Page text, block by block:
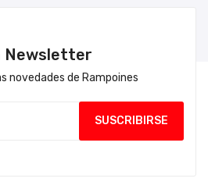
Newsletter
novedades de Rampoines